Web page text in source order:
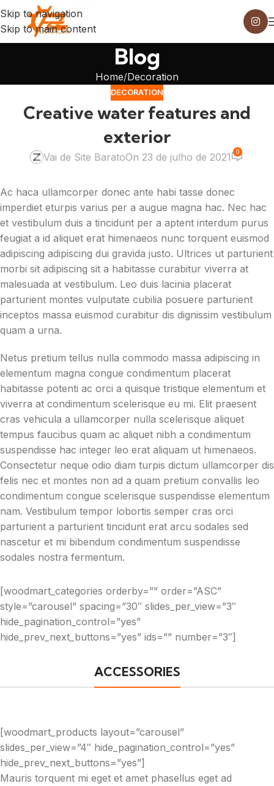
Skip to navigation
Skip to main content
Blog
Home Decoration
DECORATION
Creative water features and
exterior
Vai de Site BaratoOn 23 de julho de 2021 0
Ac haca ullamcorper donec ante habi tasse donec
imperdiet eturpis varius per a augue magna hac. Nec hac
et vestibulum duis a tincidunt per a aptent interdum purus
feugiat a id aliquet erat himenaeos nunc torquent euismod
adipiscing adipiscing dui gravida justo. Ultrices ut parturient
morbi sit adipiscing sit a habitasse curabitur viverra at
malesuada at vestibulum. Leo duis lacinia placerat
parturient montes vulputate cubilia posuere parturient
inceptos massa euismod curabitur dis dignissim vestibulum
quam a urna.
Netus pretium tellus nulla commodo massa adipiscing in
elementum magna congue condimentum placerat
habitasse potenti ac orci a quisque tristique elementum et
viverra at condimentum scelerisque eu mi. Elit praesent
cras vehicula a ullamcorper nulla scelerisque aliquet
tempus faucibus quam ac aliquet nibh a condimentum
suspendisse hac integer leo erat aliquam ut himenaeos.
Consectetur neque odio diam turpis dictum ullamcorper dis
felis nec et montes non ad a quam pretium convallis leo
condimentum congue scelerisque suspendisse elementum
nam. Vestibulum tempor lobortis semper cras orci
parturient a parturient tincidunt erat arcu sodales sed
nascetur et mi bibendum condimentum suspendisse
sodales nostra fermentum.
[woodmart_categories orderby=”” order=”ASC”
style=”carousel” spacing=”30″ slides_per_view=”3″
hide_pagination_control=”yes”
hide_prev_next_buttons=”yes” ids=”” number=”3″]
ACCESSORIES
[woodmart_products layout=”carousel”
slides_per_view=”4″ hide_pagination_control=”yes”
hide_prev_next_buttons=”yes”]
Mauris torquent mi eget et amet phasellus eget ad